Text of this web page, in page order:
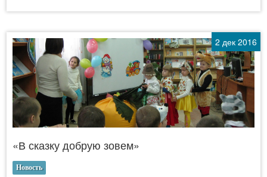
2 дек 2016
«В сказку добрую зовем»
Новость